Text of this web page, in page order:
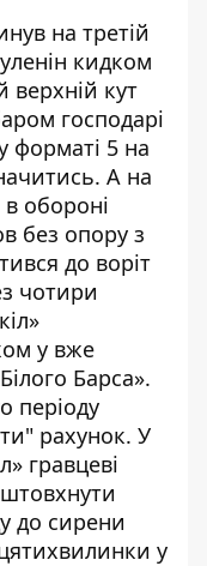
на третій
кидком
верхній кут
господарі
форматі 5 на
А на
обороні
без опору з
до воріт
чотири
у вже
Барса».
періоду
рахунок. У
гравцеві
до сирени
у